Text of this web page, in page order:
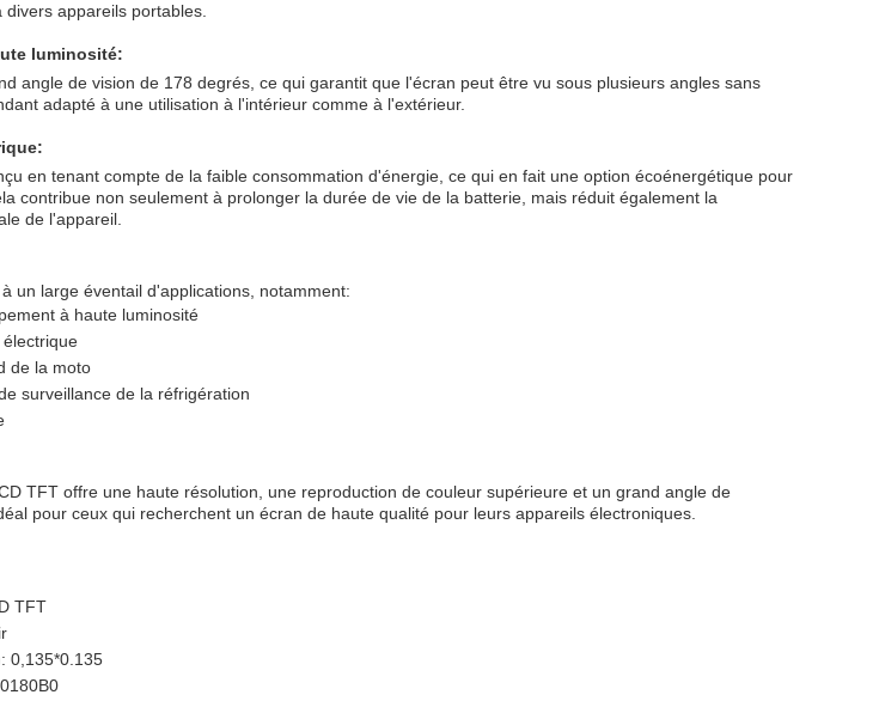
appareils portables.
luminosité:
angle de vision de 178 degrés, ce qui garantit que l'écran peut être vu sous plusieurs angles sans
adapté à une utilisation à l'intérieur comme à l'extérieur.
en tenant compte de la faible consommation d'énergie, ce qui en fait une option écoénergétique pour
contribue non seulement à prolonger la durée de vie de la batterie, mais réduit également la
de l'appareil.
un large éventail d'applications, notamment:
à haute luminosité
de la moto
surveillance de la réfrigération
TFT offre une haute résolution, une reproduction de couleur supérieure et un grand angle de
pour ceux qui recherchent un écran de haute qualité pour leurs appareils électroniques.
TFT
0,135*0.135